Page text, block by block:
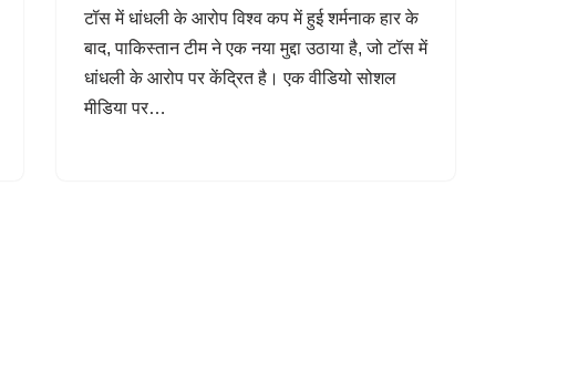
टॉस में धांधली के आरोप विश्व कप में हुई शर्मनाक हार के
बाद, पाकिस्तान टीम ने एक नया मुद्दा उठाया है, जो टॉस में
धांधली के आरोप पर केंद्रित है। एक वीडियो सोशल
मीडिया पर…